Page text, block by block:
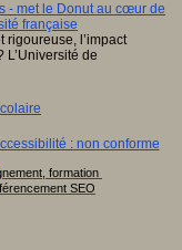
- met le Donut au cœur de
française
rigoureuse, l’impact
L’Université de
: non conforme
formation
SEO